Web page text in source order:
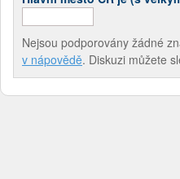
Nejsou podporovány žádné
v nápovědě. Diskuzi můžete